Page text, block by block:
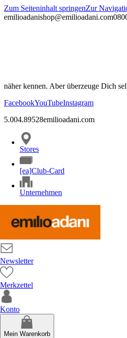
Zum Seiteninhalt springenZur
emilioadanishop@emilioadani.com
näher kennen. Aber überzeuge Dich
FacebookYouTubeInstagram
5.004.89528emilioadani.com
Stores
[ea]Club-Card
Unternehmen
Newsletter
Merkzettel
Konto
Mein Warenkorb